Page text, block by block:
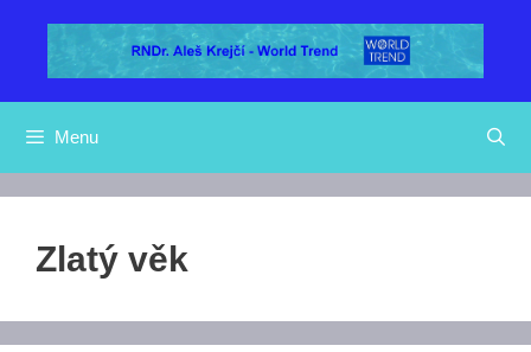
Menu
Zlatý věk